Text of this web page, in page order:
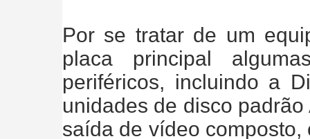
Por se tratar de um
placa principal
periféricos, incluindo a
unidades de disco
saída de vídeo